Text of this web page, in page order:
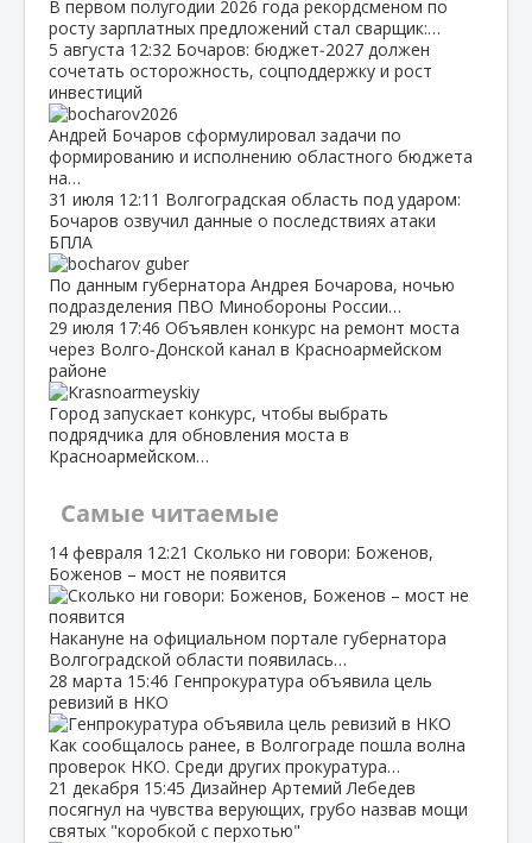
В первом полугодии 2026 года рекордсменом по
росту зарплатных предложений стал сварщик:…
5 августа 12:32 Бочаров: бюджет‑2027 должен
сочетать осторожность, соцподдержку и рост
инвестиций
Андрей Бочаров сформулировал задачи по
формированию и исполнению областного бюджета
на…
31 июля 12:11 Волгоградская область под ударом:
Бочаров озвучил данные о последствиях атаки
БПЛА
По данным губернатора Андрея Бочарова, ночью
подразделения ПВО Минобороны России…
29 июля 17:46 Объявлен конкурс на ремонт моста
через Волго‑Донской канал в Красноармейском
районе
Город запускает конкурс, чтобы выбрать
подрядчика для обновления моста в
Красноармейском…
Самые читаемые
14 февраля 12:21 Сколько ни говори: Боженов,
Боженов – мост не появится
Накануне на официальном портале губернатора
Волгоградской области появилась…
28 марта 15:46 Генпрокуратура объявила цель
ревизий в НКО
Как сообщалось ранее, в Волгограде пошла волна
проверок НКО. Среди других прокуратура…
21 декабря 15:45 Дизайнер Артемий Лебедев
посягнул на чувства верующих, грубо назвав мощи
святых "коробкой с перхотью"